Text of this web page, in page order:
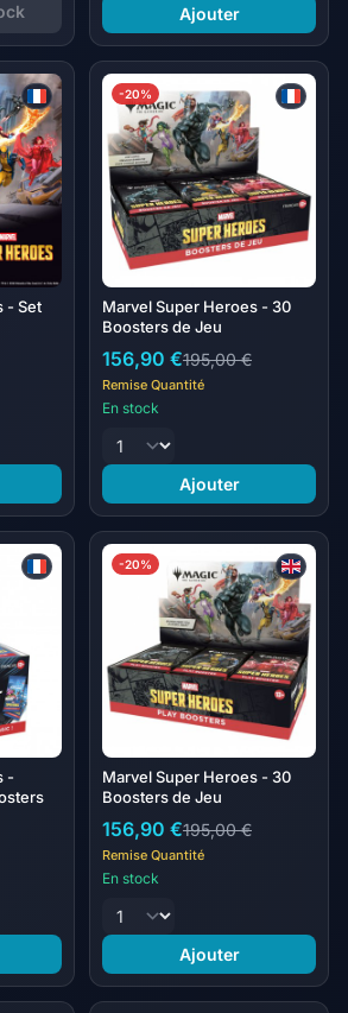
Ajouter
- Set
-20%
Marvel Super Heroes - 30
Boosters de Jeu
156,90 €195,00 €
Remise Quantité
En stock
Ajouter
-
-20%
Marvel Super Heroes - 30
Boosters de Jeu
156,90 €195,00 €
Remise Quantité
En stock
Ajouter